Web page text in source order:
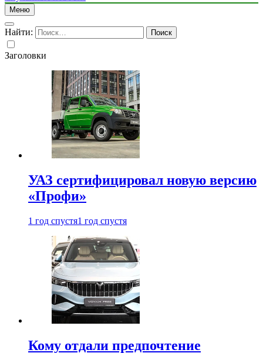
Меню
Найти:
Заголовки
УАЗ сертифицировал новую версию
«Профи»
1 год спустя1 год спустя
Кому отдали предпочтение